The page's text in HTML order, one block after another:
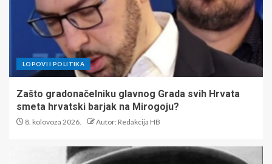
LOPOVI I POLITIKA
Zašto gradonačelniku glavnog Grada svih Hrvata
smeta hrvatski barjak na Mirogoju?
8. kolovoza 2026. Autor: Redakcija HB